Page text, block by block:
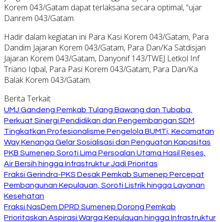
Korem 043/Gatam dapat terlaksana secara optimal, “ujar
Danrem 043/Gatam.
Hadir dalam kegiatan ini Para Kasi Korem 043/Gatam, Para
Dandim Jajaran Korem 043/Gatam, Para Dan/Ka Satdisjan
Jajaran Korem 043/Gatam, Danyonif 143/TWEJ Letkol Inf
Triano Iqbal, Para Pasi Korem 043/Gatam, Para Dan/Ka
Balak Korem 043/Gatam.
Berita Terkait
UMJ Gandeng Pemkab Tulang Bawang dan Tubaba,
Perkuat Sinergi Pendidikan dan Pengembangan SDM
Tingkatkan Profesionalisme Pengelola BUMTi, Kecamatan
Way Kenanga Gelar Sosialisasi dan Penguatan Kapasitas
PKB Sumenep Soroti Lima Persoalan Utama Hasil Reses,
Air Bersih hingga Infrastruktur Jadi Prioritas
Fraksi Gerindra-PKS Desak Pemkab Sumenep Percepat
Pembangunan Kepulauan, Soroti Listrik hingga Layanan
Kesehatan
Fraksi NasDem DPRD Sumenep Dorong Pemkab
Prioritaskan Aspirasi Warga Kepulauan hingga Infrastruktur